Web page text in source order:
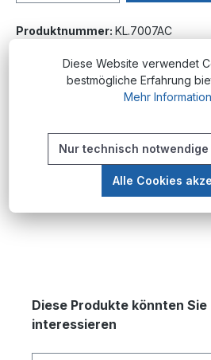
Produktnummer: KL.7007AC
Schrägkugellager der
Wälzlager für Lagerstellen,
Produktgalerie überspringen
Diese Produkte könnten Sie
interessieren
Diese Website verwendet
bestmögliche Erfahrung
Mehr
Nur technisch notwendige
Alle Cookies